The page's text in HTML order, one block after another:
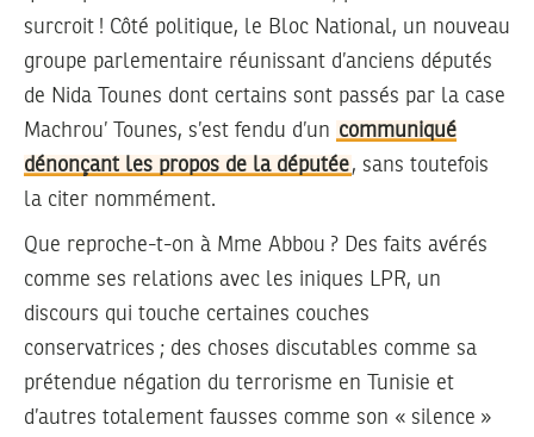
surcroit ! Côté politique, le Bloc National, un nouveau
groupe parlementaire réunissant d’anciens députés
de Nida Tounes dont certains sont passés par la case
Machrou’ Tounes, s’est fendu d’un communiqué
dénonçant les propos de la députée, sans toutefois
la citer nommément.
Que reproche-t-on à Mme Abbou ? Des faits avérés
comme ses relations avec les iniques LPR, un
discours qui touche certaines couches
conservatrices ; des choses discutables comme sa
prétendue négation du terrorisme en Tunisie et
d’autres totalement fausses comme son « silence »